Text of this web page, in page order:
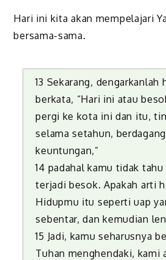
Hari ini kita akan mempelajari
bersama-sama.
13 Sekarang, dengarkanlah
berkata, “Hari ini atau
pergi ke kota ini dan itu,
selama setahun,
keuntungan,”
14 padahal kamu tidak tahu
terjadi besok. Apakah arti
Hidupmu itu seperti uap
sebentar, dan kemudian
15 Jadi, kamu seharusnya
Tuhan menghendaki, kami